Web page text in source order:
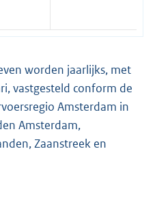
worden jaarlijks, met
vastgesteld conform de
Amsterdam in
Amsterdam,
Zaanstreek en